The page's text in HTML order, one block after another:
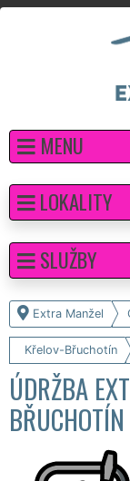
MENU
Extra Manžel
Křelov-Břuchotín
ÚDRŽBA
BŘUCHOTÍN
LOKALITY
SLUŽBY